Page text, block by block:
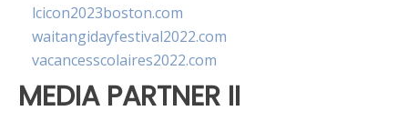
lcicon2023boston.com
waitangidayfestival2022.com
vacancesscolaires2022.com
MEDIA PARTNER II